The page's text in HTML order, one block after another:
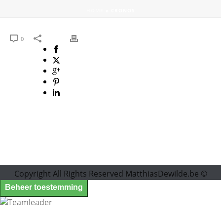
0
Copyright All Rights Reserved MatthiasDewilde.be ©
Beheer toestemming